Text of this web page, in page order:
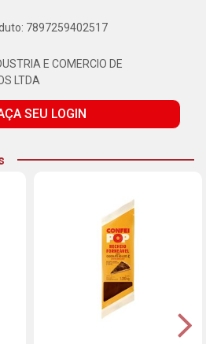
7897259402517
E COMERCIO DE
LTDA
SEU LOGIN